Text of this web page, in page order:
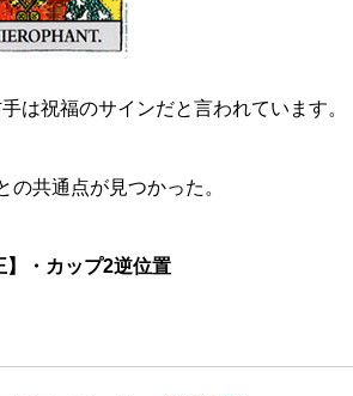
は祝福のサインだと言われています。
の共通点が見つかった。
】・カップ2逆位置